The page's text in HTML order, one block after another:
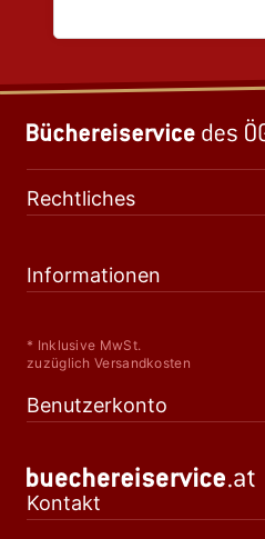
Rechtliches
Informationen
* Inklusive MwSt.
zuzüglich Versandkosten
Benutzerkonto
Kontakt